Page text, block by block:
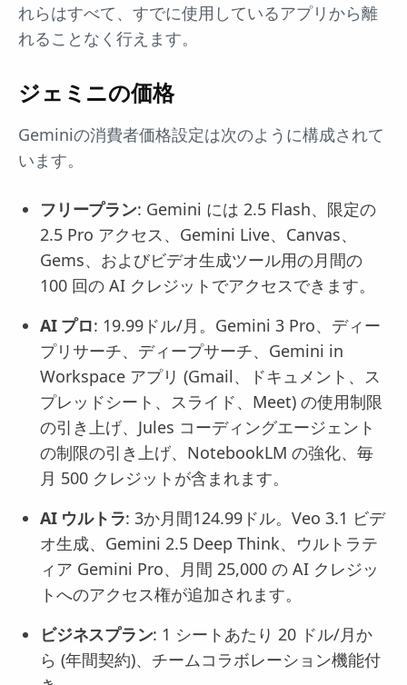
れらはすべて、すでに使用しているアプリから離
れることなく行えます。
ジェミニの価格
Geminiの消費者価格設定は次のように構成されて
います。
フリープラン: Gemini には 2.5 Flash、限定の
2.5 Pro アクセス、Gemini Live、Canvas、
Gems、およびビデオ生成ツール用の月間の
100 回の AI クレジットでアクセスできます。
AI プロ: 19.99ドル/月。Gemini 3 Pro、ディー
プリサーチ、ディープサーチ、Gemini in
Workspace アプリ (Gmail、ドキュメント、ス
プレッドシート、スライド、Meet) の使用制限
の引き上げ、Jules コーディングエージェント
の制限の引き上げ、NotebookLM の強化、毎
月 500 クレジットが含まれます。
AI ウルトラ: 3か月間124.99ドル。Veo 3.1 ビデ
オ生成、Gemini 2.5 Deep Think、ウルトラテ
ィア Gemini Pro、月間 25,000 の AI クレジッ
トへのアクセス権が追加されます。
ビジネスプラン: 1 シートあたり 20 ドル/月か
ら (年間契約)、チームコラボレーション機能付